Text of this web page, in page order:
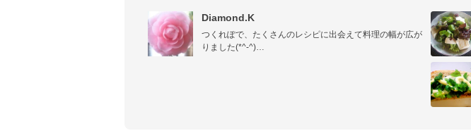
Diamond.K
つくれぽで、たくさんのレシピに出会えて料理の幅が広が
りました(*^-^)